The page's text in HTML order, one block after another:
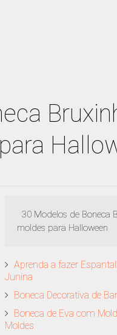
30 Modelos de Boneca
moldes para Halloween
Aprenda a fazer
Junina
Boneca Decorativa de
Boneca de Eva com
Moldes